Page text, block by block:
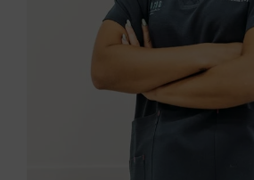
Make an